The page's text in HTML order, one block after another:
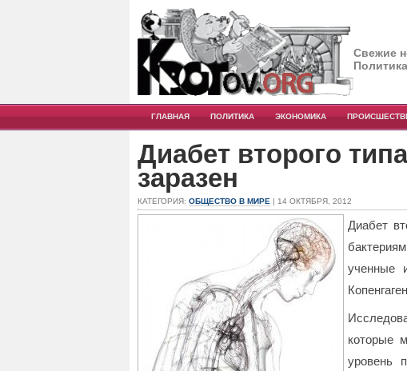
Свежие
ГЛАВНАЯ ПОЛИТИКА ЭКОНОМИКА
Диабет второго
заразен
КАТЕГОРИЯ: ОБЩЕСТВО В МИРЕ | 14 ОКТЯБРЯ, 2012
Диабет
ученные
которые
уровень